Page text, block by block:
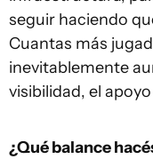
seguir haciendo
Cuantas más
inevitablemente
visibilidad, el
¿Qué balance